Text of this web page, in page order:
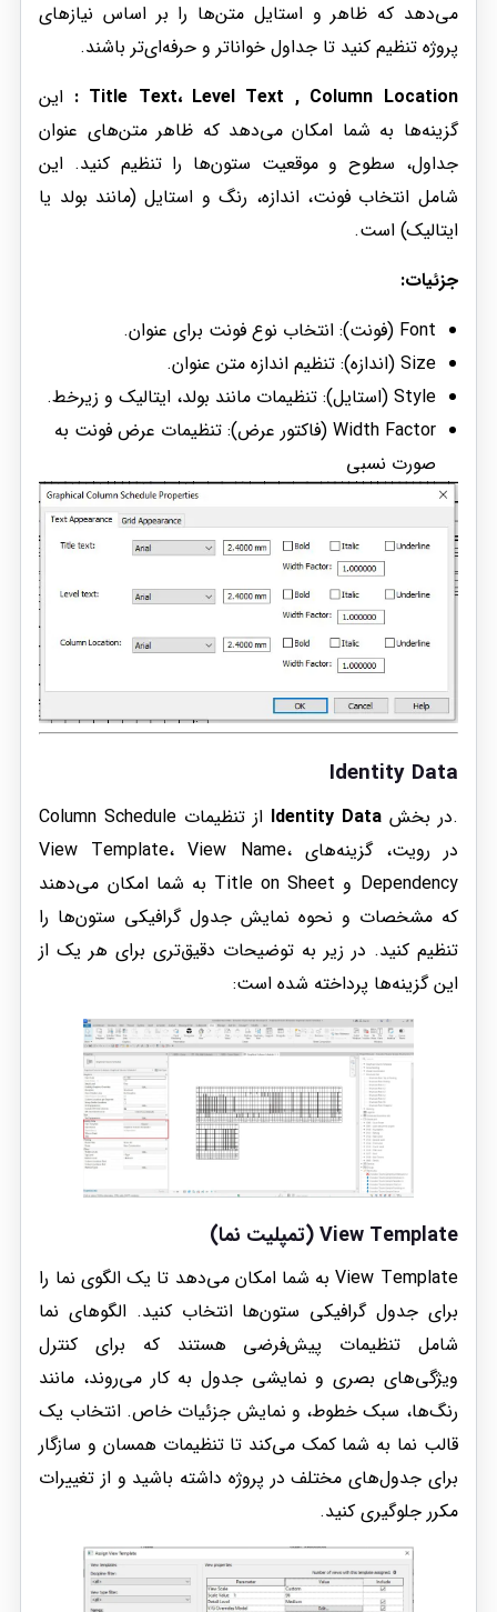
می‌دهد که ظاهر و استایل متن‌ها را بر اساس نیازهای
پروژه تنظیم کنید تا جداول خواناتر و حرفه‌ای‌تر باشند.
Title Text، Level Text , Column Location :
این
گزینه‌ها به شما امکان می‌دهد که ظاهر متن‌های عنوان
جداول، سطوح و موقعیت ستون‌ها را تنظیم کنید. این
شامل انتخاب فونت، اندازه، رنگ و استایل (مانند بولد یا
ایتالیک) است.
جزئیات:
Font (فونت): انتخاب نوع فونت برای عنوان.
Size (اندازه): تنظیم اندازه متن عنوان.
Style (استایل): تنظیمات مانند بولد، ایتالیک و زیرخط.
Width Factor (فاکتور عرض): تنظیمات عرض فونت به
صورت نسبی
Identity Data
.در بخشIdentity Data
از تنظیمات Column Schedule
در رویت، گزینه‌های View Template، View Name،
Dependency و Title on Sheet به شما امکان می‌دهند
که مشخصات و نحوه نمایش جدول گرافیکی ستون‌ها را
تنظیم کنید. در زیر به توضیحات دقیق‌تری برای هر یک از
این گزینه‌ها پرداخته شده است:
View Template (تمپلیت نما)
View Template به شما امکان می‌دهد تا یک الگوی نما را
برای جدول گرافیکی ستون‌ها انتخاب کنید. الگوهای نما
شامل تنظیمات پیش‌فرضی هستند که برای کنترل
ویژگی‌های بصری و نمایشی جدول به کار می‌روند، مانند
رنگ‌ها، سبک خطوط، و نمایش جزئیات خاص. انتخاب یک
قالب نما به شما کمک می‌کند تا تنظیمات همسان و سازگار
برای جدول‌های مختلف در پروژه داشته باشید و از تغییرات
مکرر جلوگیری کنید.